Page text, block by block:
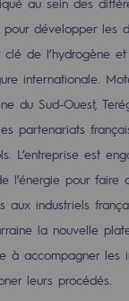
sécurité au
industrielle
responsable
programme
conformité
développer les
clé de l’hydrogène
internationale.
du Sud-Ouest,
partenariats
L’entreprise est
l’énergie pour faire
aux industriels
la nouvelle
à accompagner les
leurs procédés.